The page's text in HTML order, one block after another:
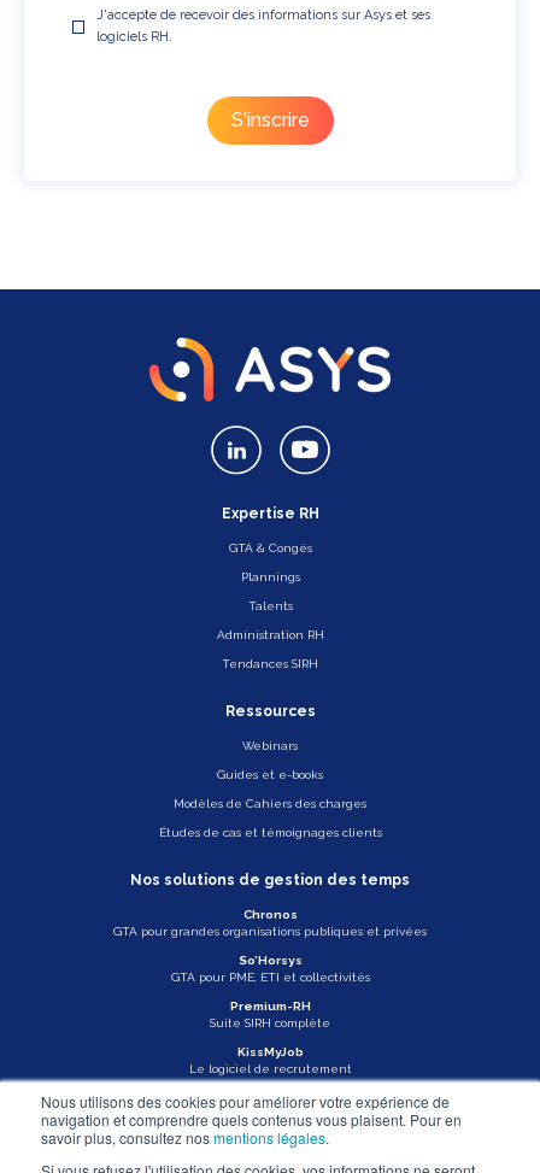
Nous utilisons des cookies pour améliorer votre expérience de
navigation et comprendre quels contenus vous plaisent. Pour en
savoir plus, consultez nosmentions légales.
J'accepte de recevoir des informations sur Asys et ses
logiciels RH.
Expertise RH
GTA & Congés
Plannings
Talents
Administration RH
Tendances SIRH
Ressources
Webinars
Guides et e-books
Modèles de Cahiers des charges
Études de cas et témoignages clients
Nos solutions de gestion des temps
Chronos
GTA pour grandes organisations publiques et privées
So’Horsys
GTA pour PME, ETI et collectivités
Premium-RH
Suite SIRH complète
KissMyJob
Le logiciel de recrutement
Veille légale